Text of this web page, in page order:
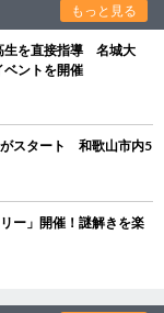
もっと見る
生を直接指導 名城大
ベントを開催
がスタート 和歌山市内5
ー」開催！謎解きを楽